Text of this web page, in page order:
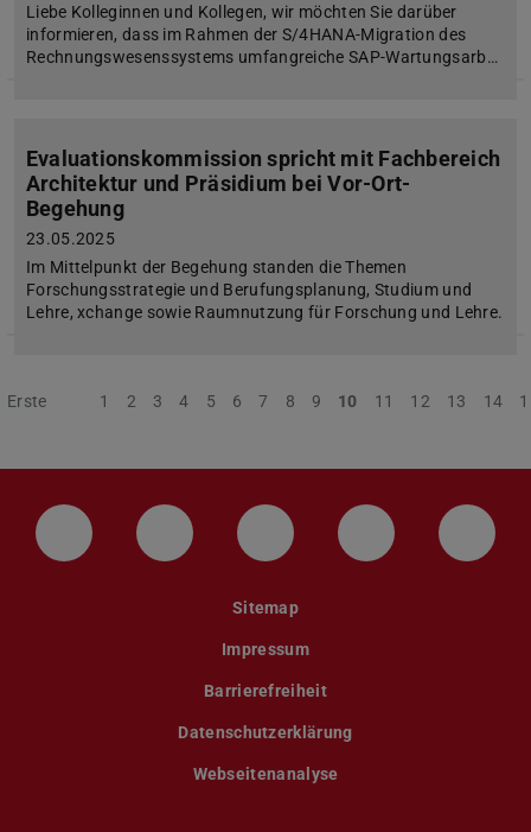
Liebe Kolleginnen und Kollegen, wir möchten Sie darüber
informieren, dass im Rahmen der S/4HANA-Migration des
Rechnungswesenssystems umfangreiche SAP-Wartungsarb…
Evaluationskommission spricht mit Fachbereich
Architektur und Präsidium bei Vor-Ort-
Begehung
23.05.2025
Im Mittelpunkt der Begehung standen die Themen
Forschungsstrategie und Berufungsplanung, Studium und
Lehre, xchange sowie Raumnutzung für Forschung und Lehre.
Erste Vorherige
1 2 3 4 5 6 7 8 9 10 11 12 13 14
LinkedIn-Seite der TU Darmstadt
Instagram-Kanal der TU
Bluesky-Kanal der TU
Facebook-
Sitemap
Impressum
Barrierefreiheit
Datenschutzerklärung
Webseitenanalyse